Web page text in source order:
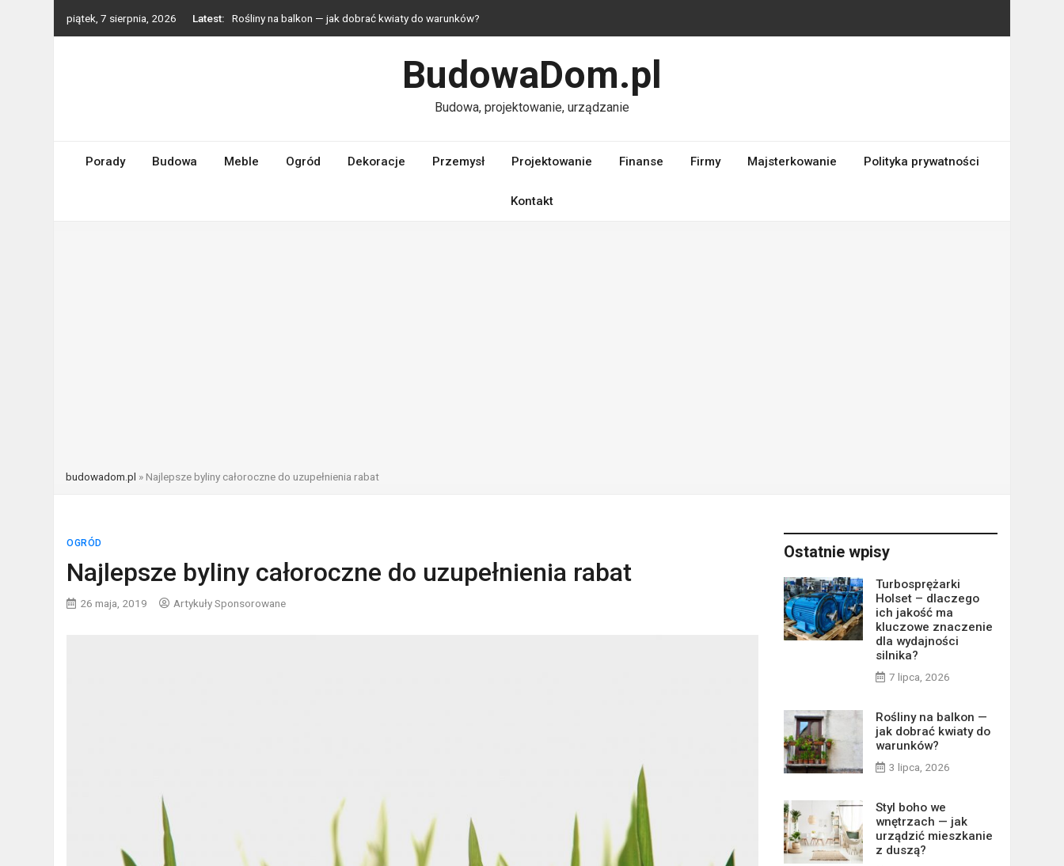
piątek, 7 sierpnia, 2026 Latest:
Rośliny na balkon — jak dobrać kwiaty do warunków?
Grzejniki dekoracyjne — praktyczne i estetyczne rozwiązania do domu
Zmywarka do małej kuchni — komfort nawet na niewielkim metrażu
Turbosprężarki Holset – dlaczego ich jakość ma kluczowe znaczenie dla wydajności silnika?
BudowaDom.pl
Budowa, projektowanie, urządzanie
Porady Budowa Meble Ogród Dekoracje Przemysł Projektowanie Finanse Firmy Majsterkowanie Polityka prywatności
Kontakt
budowadom.pl » Najlepsze byliny całoroczne do uzupełnienia rabat
OGRÓD
Najlepsze byliny całoroczne do uzupełnienia rabat
26 maja, 2019 Artykuły Sponsorowane
Ostatnie wpisy
Turbosprężarki
Holset – dlaczego
ich jakość ma
kluczowe znaczenie
dla wydajności
silnika?
7 lipca, 2026
Rośliny na balkon —
jak dobrać kwiaty do
warunków?
3 lipca, 2026
Styl boho we
wnętrzach — jak
urządzić mieszkanie
z duszą?